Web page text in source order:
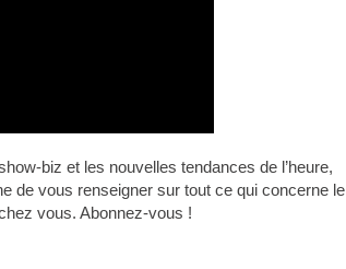
biz et les nouvelles tendances de l’heure,
de vous renseigner sur tout ce qui concerne le
vous. Abonnez-vous !